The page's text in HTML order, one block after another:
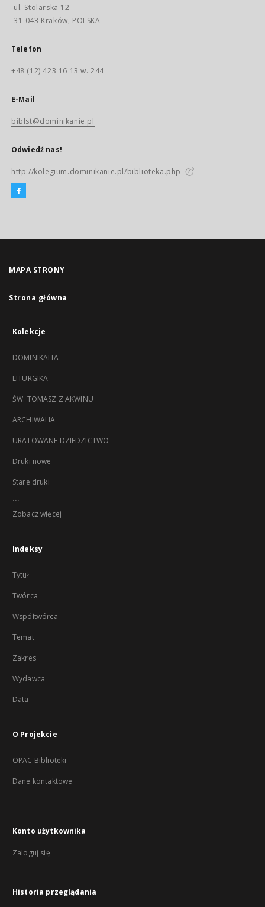
ul. Stolarska 12
31-043 Kraków, POLSKA
Telefon
+48 (12) 423 16 13 w. 244
E-Mail
biblst@dominikanie.pl
Odwiedź nas!
http://kolegium.dominikanie.pl/biblioteka.php
MAPA STRONY
Strona główna
Kolekcje
DOMINIKALIA
LITURGIKA
ŚW. TOMASZ Z AKWINU
ARCHIWALIA
URATOWANE DZIEDZICTWO
Druki nowe
Stare druki
...
Zobacz więcej
Indeksy
Tytuł
Twórca
Współtwórca
Temat
Zakres
Wydawca
Data
O Projekcie
OPAC Biblioteki
Dane kontaktowe
Konto użytkownika
Zaloguj się
Historia przeglądania